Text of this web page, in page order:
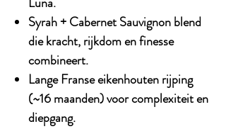
Syrah + Cabernet Sauvignon blend
die kracht, rijkdom en finesse
combineert.
Lange Franse eikenhouten rijping
(~16 maanden)voor complexiteit en
diepgang.